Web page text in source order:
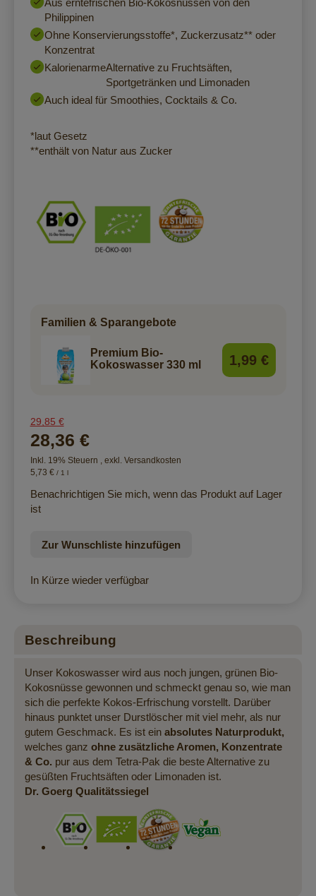
Aus erntefrischen Bio-Kokosnüssen von den
Philippinen
Ohne Konservierungsstoffe*, Zuckerzusatz** oder
Konzentrat
KalorienarmeAlternative zu Fruchtsäften,
Sportgetränken und Limonaden
Auch ideal für Smoothies, Cocktails & Co.
*laut Gesetz
**enthält von Natur aus Zucker
Familien & Sparangebote
Premium Bio-
Kokoswasser 330 ml
1,99 €
29,85 €
28,36 €
Inkl. 19% Steuern , exkl. Versandkosten
5,73 €/ 1 l
Benachrichtigen Sie mich, wenn das Produkt auf Lager
ist
Zur Wunschliste hinzufügen
In Kürze wieder verfügbar
Beschreibung
Unser Kokoswasser wird aus noch jungen, grünen Bio-
Kokosnüsse gewonnen und schmeckt genau so, wie man
sich die perfekte Kokos-Erfrischung vorstellt. Darüber
hinaus punktet unser Durstlöscher mit viel mehr, als nur
gutem Geschmack. Es ist ein absolutes Naturprodukt,
welches ganz ohne zusätzliche Aromen, Konzentrate
& Co. pur aus dem Tetra-Pak die beste Alternative zu
gesüßten Fruchtsäften oder Limonaden ist.
Dr. Goerg Qualitätssiegel